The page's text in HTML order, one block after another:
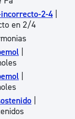
2-4
en 2/4